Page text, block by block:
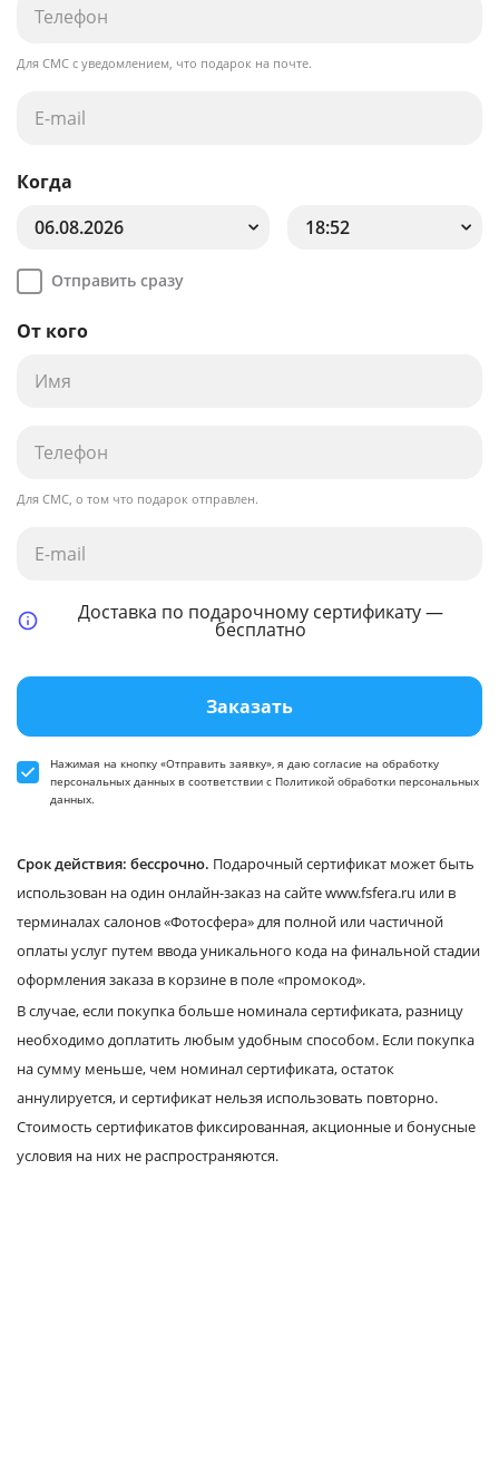
Для СМС с уведомлением, что подарок на почте.
Когда
06.08.2026
18:52
Отправить сразу
От кого
Для СМС, о том что подарок отправлен.
Доставка по подарочному сертификату —
бесплатно
Заказать
Нажимая на кнопку «Отправить заявку», я даю согласие на обработку
персональных данных в соответствии с Политикой обработки персональных
данных.
Срок действия: бессрочно. Подарочный сертификат может быть
использован на один онлайн-заказ на сайте www.fsfera.ru или в
терминалах салонов «Фотосфера» для полной или частичной
оплаты услуг путем ввода уникального кода на финальной стадии
оформления заказа в корзине в поле «промокод».
В случае, если покупка больше номинала сертификата, разницу
необходимо доплатить любым удобным способом. Если покупка
на сумму меньше, чем номинал сертификата, остаток
аннулируется, и сертификат нельзя использовать повторно.
Стоимость сертификатов фиксированная, акционные и бонусные
условия на них не распространяются.